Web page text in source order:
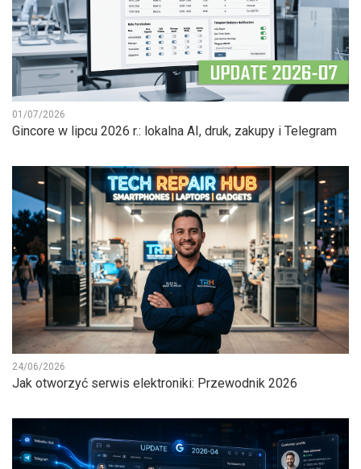
01/07/2026
Gincore w lipcu 2026 r.: lokalna AI, druk, zakupy i Telegram
24/06/2026
Jak otworzyć serwis elektroniki: Przewodnik 2026